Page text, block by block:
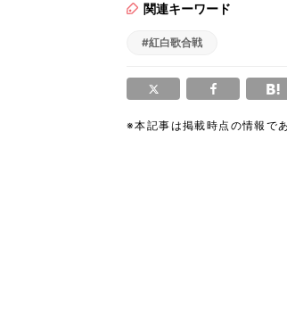
関連キーワード
#紅白歌合戦
※本記事は掲載時点の情報で